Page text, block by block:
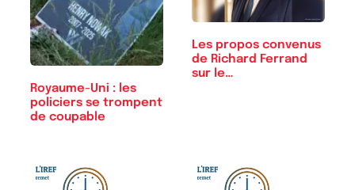
Royaume-Uni : les
policiers se trompent
de coupable
Les propos convenus
de Richard Ferrand
sur le…